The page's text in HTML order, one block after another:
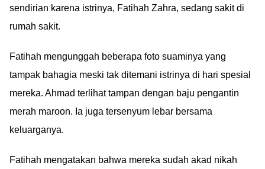
sendirian karena istrinya, Fatihah Zahra, sedang sakit di
rumah sakit.
Fatihah mengunggah beberapa foto suaminya yang
tampak bahagia meski tak ditemani istrinya di hari spesial
mereka. Ahmad terlihat tampan dengan baju pengantin
merah maroon. Ia juga tersenyum lebar bersama
keluarganya.
Fatihah mengatakan bahwa mereka sudah akad nikah